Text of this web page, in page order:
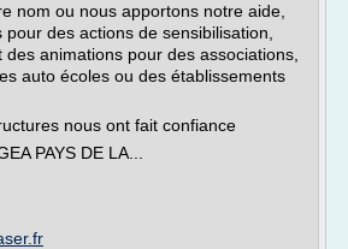
nom ou nous apportons notre aide,
des actions de sensibilisation,
animations pour des associations,
auto écoles ou des établissements
nous ont fait confiance
PAYS DE LA...